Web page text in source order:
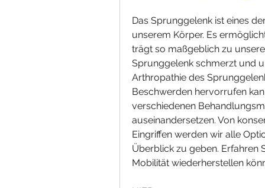
Das Sprunggelenk ist eines
unserem Körper. Es
trägt so maßgeblich zu
Sprunggelenk schmerzt und
Arthropathie des
Beschwerden hervorrufen
verschiedenen
auseinandersetzen. Von
Eingriffen werden wir alle
Überblick zu geben. Erfahren
Mobilität wiederherstellen